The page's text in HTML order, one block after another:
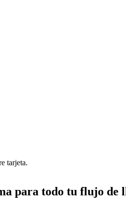
tarjeta.
para todo tu flujo de